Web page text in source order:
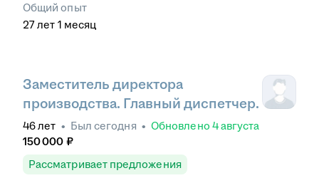
Общий опыт
27лет 1 месяц
Заместитель директора
производства. Главный диспетчер.
46лет • Был сегодня • Обновлено 4 августа
150 000 ₽
Рассматривает предложения